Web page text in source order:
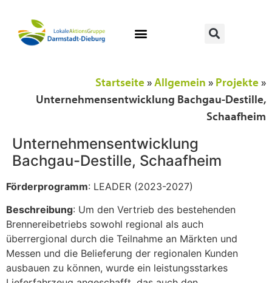
Startseite»Allgemein » Projekte»
Unternehmensentwicklung Bachgau-Destille,
Schaafheim
Unternehmensentwicklung
Bachgau-Destille, Schaafheim
Förderprogramm: LEADER (2023-2027)
Beschreibung: Um den Vertrieb des bestehenden
Brennereibetriebs sowohl regional als auch
überrergional durch die Teilnahme an Märkten und
Messen und die Belieferung der regionalen Kunden
ausbauen zu können, wurde ein leistungsstarkes